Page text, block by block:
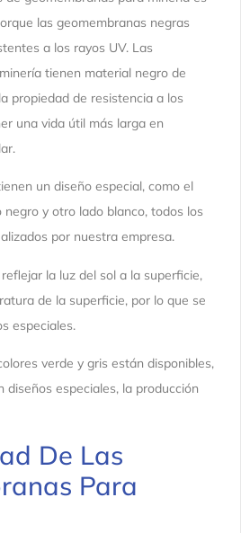
las geomembranas negras
a los rayos UV. Las
tienen material negro de
propiedad de resistencia a los
una vida útil más larga en
un diseño especial, como el
y otro lado blanco, todos los
por nuestra empresa.
la luz del sol a la superficie,
de la superficie, por lo que se
especiales.
verde y gris están disponibles,
diseños especiales, la producción
De Las
Para